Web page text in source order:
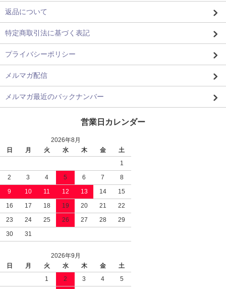
返品について
特定商取引法に基づく表記
プライバシーポリシー
メルマガ配信
メルマガ最近のバックナンバー
営業日カレンダー
2026年8月
日
月 火 水 木 金
土
1
2
3 4 5 6 7
8
9
10 11 12 13 14
15
16
17 18 19 20 21
22
23
24 25 26 27 28
29
30
31
2026年9月
日
月 火 水 木 金
土
1
2 3 4
5